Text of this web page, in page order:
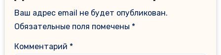
Ваш адрес email не будет опубликован.
Обязательные поля помечены *
Комментарий *